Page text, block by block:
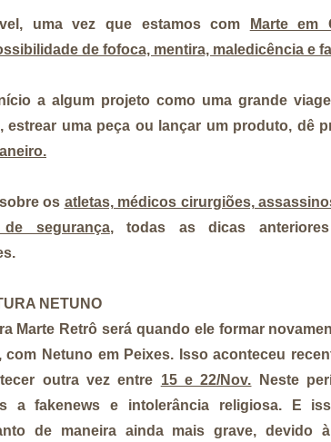
uma vez que estamos com
Marte em
de fofoca, mentira, maledicência e
a algum projeto como uma grande
estrear uma peça ou lançar um produto, dê
os atletas, médicos cirurgiões,
segurança, todas as dicas
NETUNO
Marte Retrô será quando ele formar
com Netuno em Peixes. Isso aconteceu
outra vez entre 15 e 22/Nov. Neste
a fakenews e intolerância religiosa. E
de maneira ainda mais grave, devido